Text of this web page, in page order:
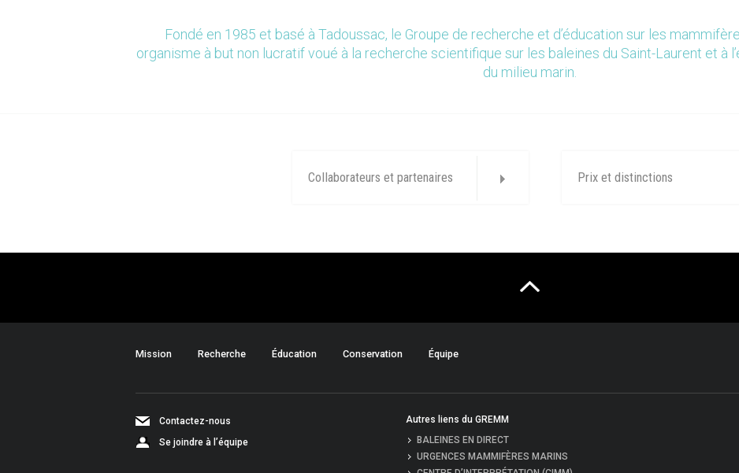
Fondé en 1985 et basé à Tadoussac, le Groupe de recherche et d’éducation sur les
organisme à but non lucratif voué à la recherche scientifique sur les baleines du Saint-Laurent et à
du milieu marin.
Collaborateurs et partenaires Prix et distinctions
Mission Recherche Éducation Conservation Équipe
Contactez-nous
Se joindre à l’équipe
Autres liens du GREMM
BALEINES EN DIRECT
URGENCES MAMMIFÈRES MARINS